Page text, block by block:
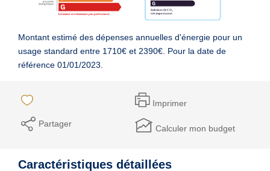
Montant estimé des dépenses annuelles d'énergie pour un
usage standard entre 1710€ et 2390€. Pour la date de
référence 01/01/2023.
Imprimer
Partager Calculer mon budget
Caractéristiques détaillées